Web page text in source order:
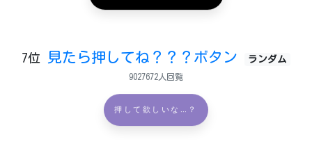
7位 見たら押してね？？？ボタン ランダム
9027672人回覧
押して欲しいな…？